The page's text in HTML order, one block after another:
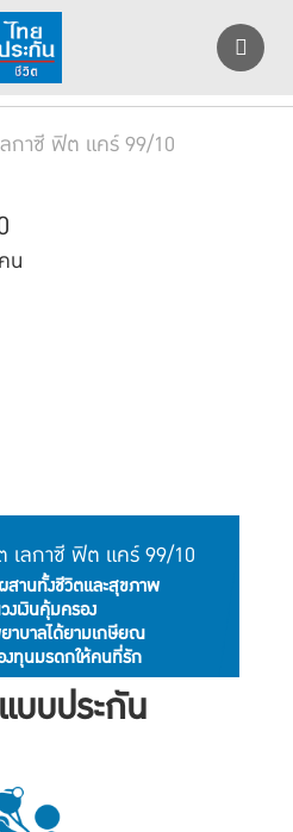
กาซี ฟิต แคร์ 99/10
คน
เลกาซี ฟิต แคร์ 99/10
สานทั้งชีวิตและสุขภาพ
งเงินคุ้มครอง
าบาลได้ยามเกษียณ
งทุนมรดกให้คนที่รัก
บบประกัน